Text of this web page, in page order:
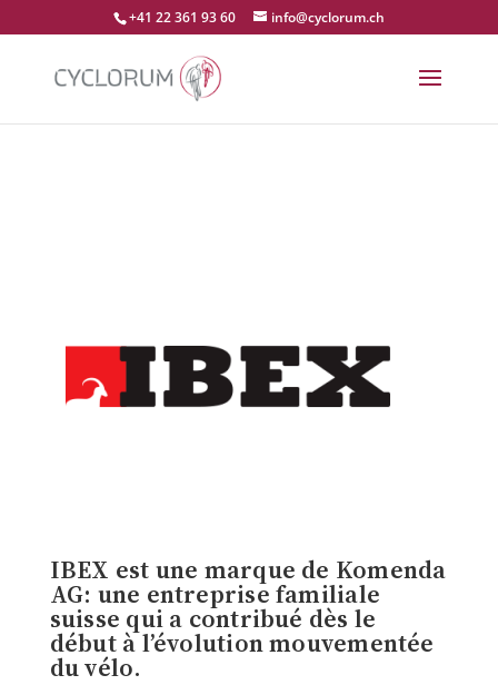
+41 22 361 93 60 info@cyclorum.ch
IBEX est une marque de Komenda
AG: une entreprise familiale
suisse qui a contribué dès le
début à l’évolution mouvementée
du vélo.